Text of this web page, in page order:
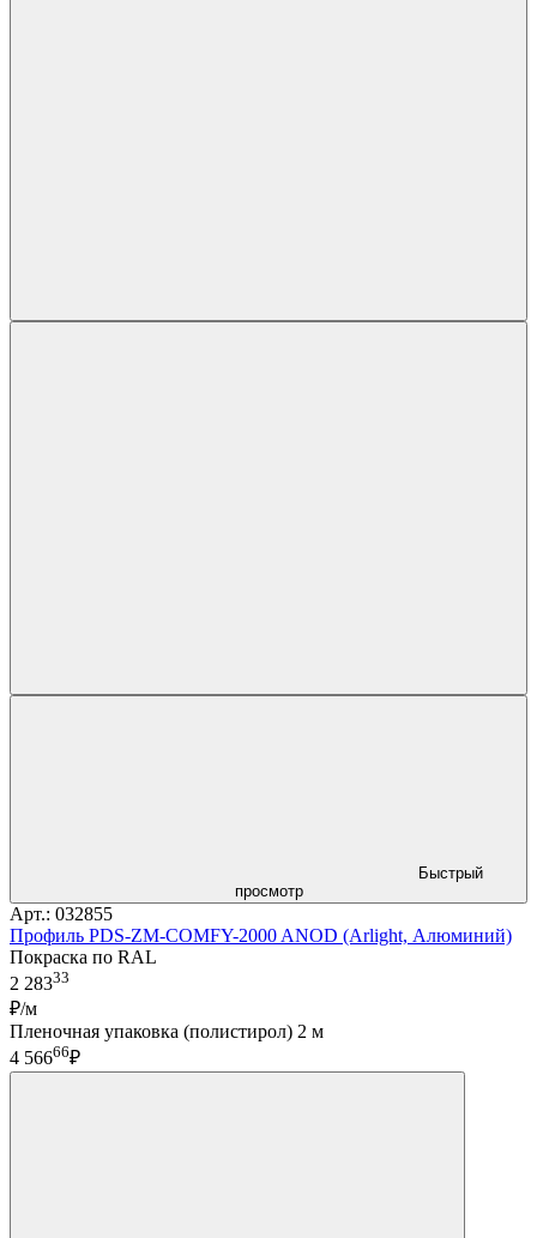
Быстрый
просмотр
Арт.: 032855
Профиль PDS-ZM-COMFY-2000 ANOD (Arlight, Алюминий)
Покраска по RAL
2 28333
₽/м
Пленочная упаковка (полистирол) 2 м
4 56666₽